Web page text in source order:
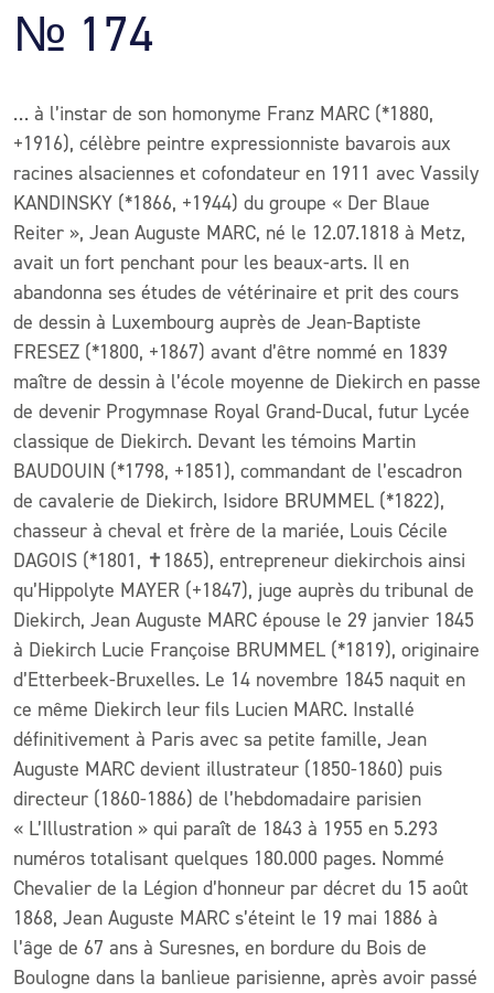
№ 174
… à l’instar de son homonyme Franz MARC (*1880,
+1916), célèbre peintre expressionniste bavarois aux
racines alsaciennes et cofondateur en 1911 avec Vassily
KANDINSKY (*1866, +1944) du groupe « Der Blaue
Reiter », Jean Auguste MARC, né le 12.07.1818 à Metz,
avait un fort penchant pour les beaux-arts. Il en
abandonna ses études de vétérinaire et prit des cours
de dessin à Luxembourg auprès de Jean-Baptiste
FRESEZ (*1800, +1867) avant d’être nommé en 1839
maître de dessin à l’école moyenne de Diekirch en passe
de devenir Progymnase Royal Grand-Ducal, futur Lycée
classique de Diekirch. Devant les témoins Martin
BAUDOUIN (*1798, +1851), commandant de l’escadron
de cavalerie de Diekirch, Isidore BRUMMEL (*1822),
chasseur à cheval et frère de la mariée, Louis Cécile
DAGOIS (*1801, ✝︎1865), entrepreneur diekirchois ainsi
qu’Hippolyte MAYER (+1847), juge auprès du tribunal de
Diekirch, Jean Auguste MARC épouse le 29 janvier 1845
à Diekirch Lucie Françoise BRUMMEL (*1819), originaire
d’Etterbeek-Bruxelles. Le 14 novembre 1845 naquit en
ce même Diekirch leur fils Lucien MARC. Installé
définitivement à Paris avec sa petite famille, Jean
Auguste MARC devient illustrateur (1850-1860) puis
directeur (1860-1886) de l’hebdomadaire parisien
« L’Illustration » qui paraît de 1843 à 1955 en 5.293
numéros totalisant quelques 180.000 pages. Nommé
Chevalier de la Légion d’honneur par décret du 15 août
1868, Jean Auguste MARC s’éteint le 19 mai 1886 à
l’âge de 67 ans à Suresnes, en bordure du Bois de
Boulogne dans la banlieue parisienne, après avoir passé